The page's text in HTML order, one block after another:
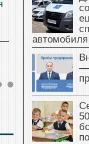
автомобиля
—